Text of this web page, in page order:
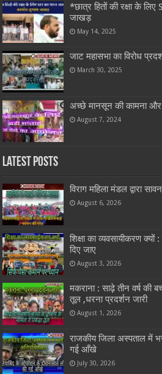
*छात्र हितों की रक्षा के
जाखड़
May 14, 2025
जाट महासभा का विरोध
March 30, 2025
अच्छे मानसून की कामना और
August 7, 2024
Latest Posts
विराग महिला मंडल द्वारा
August 6, 2026
शिक्षा का व्यवसायीकरण क्यों
दिए जाए
August 3, 2026
मकराना : साढ़े तीन वर्ष की
तूल ,धरना प्रदर्शन जारी
August 1, 2026
राजकीय जिला अस्पताल में
गई आँखे
July 30, 2026